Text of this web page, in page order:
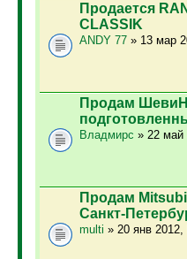
Продается
CLASSIK
ANDY 77» 13 мар
Продам
Владмирс » 22 май
Продам
Санкт-
multi » 20 янв 2012,